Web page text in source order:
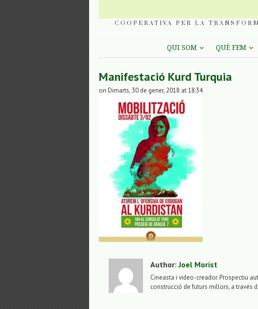
COOPERATIVA PER LA
QUI SOM QUÈ FEM
Manifestació Kurd Turquia
on Dimarts, 30 de gener, 2018 at 18:34
Author:Joel Morist
Cineasta i video-creador. Prospectiu
construcció de futurs millors, a través